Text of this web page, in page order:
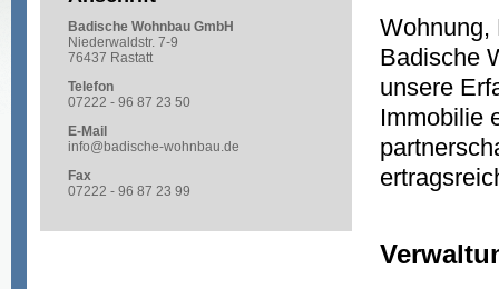
Wohnung,
Badische
unsere
Immobilie
Badische Wohnbau GmbH
Niederwaldstr. 7-9
76437 Rastatt
Telefon
07222 - 96 87 23 50
E-Mail
info@badische-wohnbau.de
Fax
07222 - 96 87 23 99